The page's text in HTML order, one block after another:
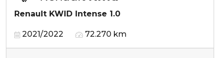
Renault KWID Intense 1.0
2021/2022 72.270 km